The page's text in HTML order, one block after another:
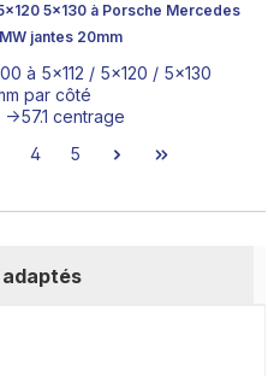
5x130 à Porsche Mercedes
jantes 20mm
à 5x112 / 5x120 / 5x130
par côté
->57.1 centrage
4 5